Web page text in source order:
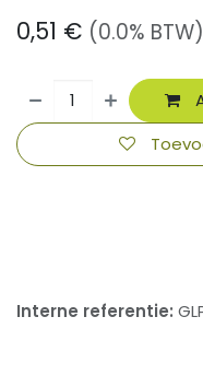
0,51 € (0.0% BTW)
Interne referentie: